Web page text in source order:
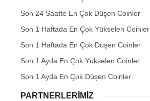
Son 24 Saatte En Çok Düşen Coinler
Son 1 Haftada En Çok Yükselen Coinler
Son 1 Haftada En Çok Düşen Coinler
Son 1 Ayda En Çok Yükselen Coinler
Son 1 Ayda En Çok Düşen Coinler
PARTNERLERIMIZ